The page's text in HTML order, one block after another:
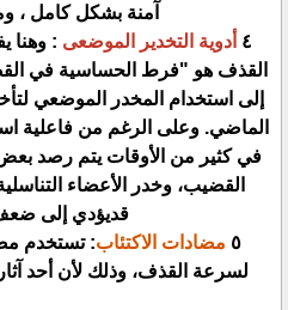
آمنة بشكل كامل ،
٤ أدوية التخدير الموضعى :
القذف هو "فرط الحساسية في
إلى استخدام المخدر الموضعي
الماضي. وعلى الرغم من فاعلية
في كثير من الأوقات يتم رصد بعض
القضيب، وخدر الأعضاء
قديؤدي إلى
٥ مضادات الاكتئاب: تستخدم
لسرعة القذف، وذلك لأن أحد